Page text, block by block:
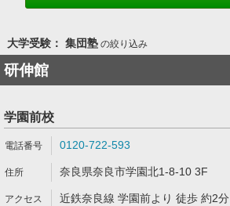
大学受験： 集団塾の絞り込み
研伸館
学園前校
0120-722-593
奈良県奈良市学園北1-8-10 3F
近鉄奈良線 学園前より 徒歩 約2分